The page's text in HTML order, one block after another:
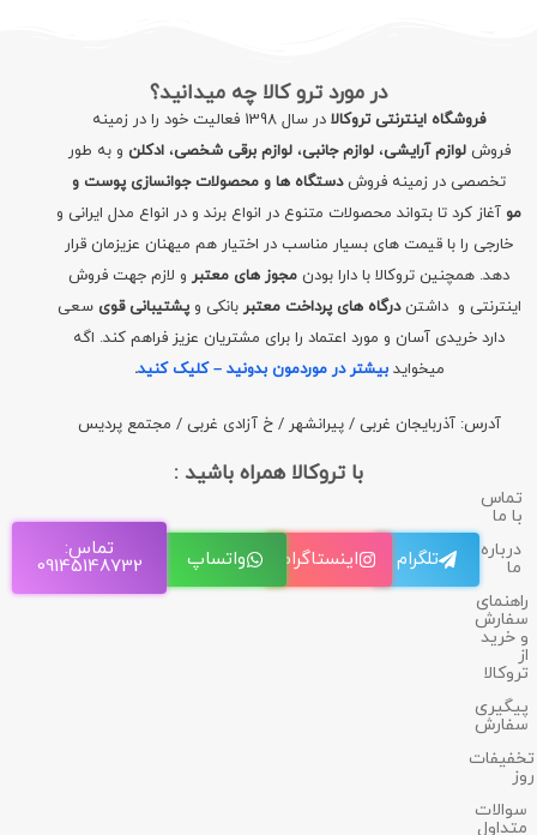
در مورد ترو کالا چه میدانید؟
فروشگاه اینترنتی تروکالا
در سال 1398 فعالیت خود را در زمینه
فروشلوازم آرایشی،لوازم جانبی،لوازم برقی شخصی،ادکلن و به طور
تخصصی در زمینه فروشدستگاه ها و محصولات جوانسازی پوست و
مو آغاز کرد تا بتواند محصولات متنوع در انواع برند و در انواع مدل ایرانی و
خارجی را با قیمت های بسیار مناسب در اختیار هم میهنان عزیزمان قرار
دهد. همچنین تروکالا با دارا بودن مجوز های معتبرو لازم جهت فروش
اینترنتی و داشتندرگاه های پرداخت معتبر بانکی وپشتیبانی قوی سعی
دارد خریدی آسان و مورد اعتماد را برای مشتریان عزیز فراهم کند. اگه
میخوایدبیشتر در موردمون بدونید – کلیک کنید.
آدرس: آذربایجان غربی / پیرانشهر / خ آزادی غربی / مجتمع پردیس
با تروکالا همراه باشید :
تماس
با ما
درباره
ما
راهنمای
سفارش
و خرید
از
تروکالا
پیگیری
سفارش
تخفیفات
روز
سوالات
متداول
تلگرام اینستاگرام واتساپ تماس:
09145148732